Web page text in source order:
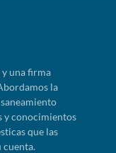
y una firma
la
y conocimientos
que las
cuenta.